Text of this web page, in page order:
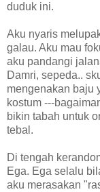
duduk ini.
Aku nyaris
galau. Aku mau
aku pandangi
Damri, sepeda..
mengenakan baju
kostum ---
bikin tabah untuk
tebal.
Di tengah
Ega. Ega selalu
aku merasakan